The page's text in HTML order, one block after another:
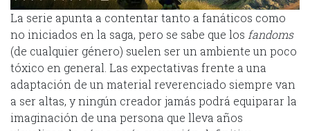
La serie apunta a contentar tanto a fanáticos como
no iniciados en la saga, pero se sabe que los fandoms
(de cualquier género) suelen ser un ambiente un poco
tóxico en general. Las expectativas frente a una
adaptación de un material reverenciado siempre van
a ser altas, y ningún creador jamás podrá equiparar la
imaginación de una persona que lleva años